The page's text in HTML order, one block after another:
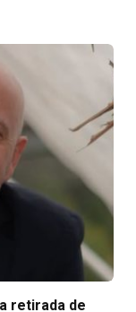
retirada de